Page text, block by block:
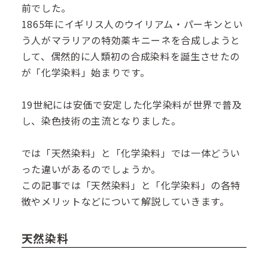
前でした。
1865年にイギリス人のウイリアム・パーキンとい
う人がマラリアの特効薬キニーネを合成しようと
して、偶然的に人類初の合成染料を誕生させたの
が「化学染料」始まりです。
19世紀には安価で安定した化学染料が世界で普及
し、染色技術の主流となりました。
では「天然染料」と「化学染料」では一体どうい
った違いがあるのでしょうか。
この記事では「天然染料」と「化学染料」の各特
徴やメリットなどについて解説していきます。
天然染料